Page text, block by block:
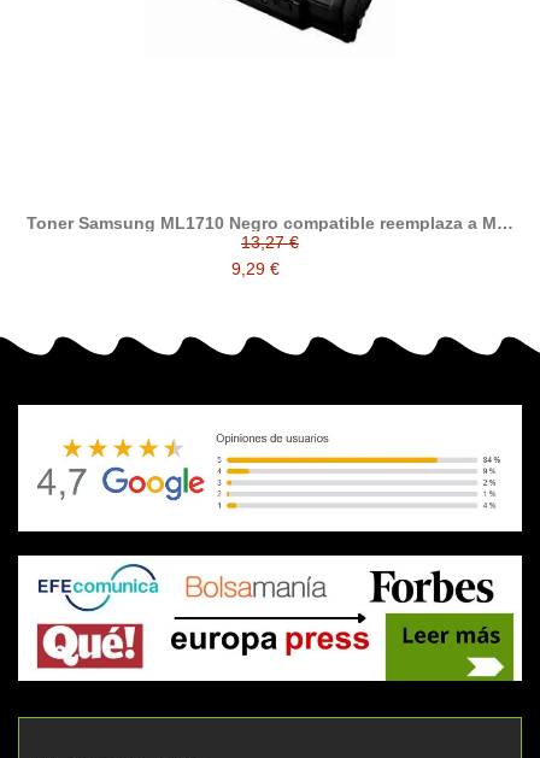
Toner Samsung ML1710 Negro compatible reemplaza a ML-
1710 D3/ELS
13,27 €
9,29 €